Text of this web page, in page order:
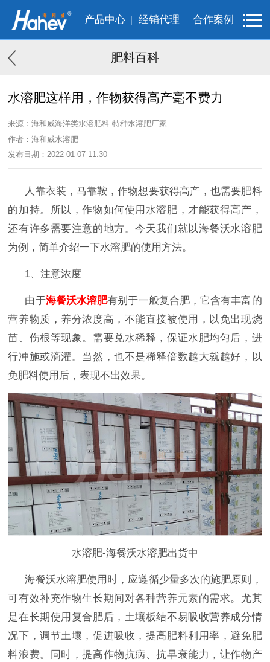
产品中心 经销代理 合作案例
肥料百科
水溶肥这样用，作物获得高产毫不费力
来源：海和威海洋类水溶肥料 特种水溶肥厂家
作者：海和威水溶肥
发布日期：2022-01-07 11:30
人靠衣装，马靠鞍，作物想要获得高产，也需要肥料
的加持。所以，作物如何使用水溶肥，才能获得高产，
还有许多需要注意的地方。今天我们就以海餐沃水溶肥
为例，简单介绍一下水溶肥的使用方法。
1、注意浓度
由于海餐沃水溶肥有别于一般复合肥，它含有丰富的
营养物质，养分浓度高，不能直接被使用，以免出现烧
苗、伤根等现象。需要兑水稀释，保证水肥均匀后，进
行冲施或滴灌。当然，也不是稀释倍数越大就越好，以
免肥料使用后，表现不出效果。
水溶肥-海餐沃水溶肥出货中
海餐沃水溶肥使用时，应遵循少量多次的施肥原则，
可有效补充作物生长期间对各种营养元素的需求。尤其
是在长期使用复合肥后，土壤板结不易吸收营养成分情
况下，调节土壤，促进吸收，提高肥料利用率，避免肥
料浪费。同时，提高作物抗病、抗早衰能力，让作物产